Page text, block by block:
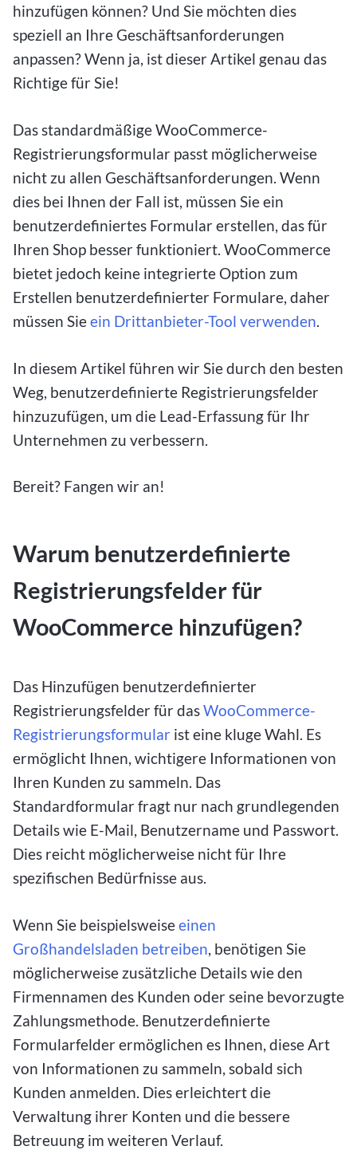
hinzufügen können? Und Sie möchten dies
speziell an Ihre Geschäftsanforderungen
anpassen? Wenn ja, ist dieser Artikel genau das
Richtige für Sie!
Das standardmäßige WooCommerce-
Registrierungsformular passt möglicherweise
nicht zu allen Geschäftsanforderungen. Wenn
dies bei Ihnen der Fall ist, müssen Sie ein
benutzerdefiniertes Formular erstellen, das für
Ihren Shop besser funktioniert. WooCommerce
bietet jedoch keine integrierte Option zum
Erstellen benutzerdefinierter Formulare, daher
müssen Sieein Drittanbieter-Tool verwenden.
In diesem Artikel führen wir Sie durch den besten
Weg, benutzerdefinierte Registrierungsfelder
hinzuzufügen, um die Lead-Erfassung für Ihr
Unternehmen zu verbessern.
Bereit? Fangen wir an!
Warum benutzerdefinierte
Registrierungsfelder für
WooCommerce hinzufügen?
Das Hinzufügen benutzerdefinierter
Registrierungsfelder für dasWooCommerce-
Registrierungsformular ist eine kluge Wahl. Es
ermöglicht Ihnen, wichtigere Informationen von
Ihren Kunden zu sammeln. Das
Standardformular fragt nur nach grundlegenden
Details wie E-Mail, Benutzername und Passwort.
Dies reicht möglicherweise nicht für Ihre
spezifischen Bedürfnisse aus.
Wenn Sie beispielsweiseeinen
Großhandelsladen betreiben, benötigen Sie
möglicherweise zusätzliche Details wie den
Firmennamen des Kunden oder seine bevorzugte
Zahlungsmethode. Benutzerdefinierte
Formularfelder ermöglichen es Ihnen, diese Art
von Informationen zu sammeln, sobald sich
Kunden anmelden. Dies erleichtert die
Verwaltung ihrer Konten und die bessere
Betreuung im weiteren Verlauf.